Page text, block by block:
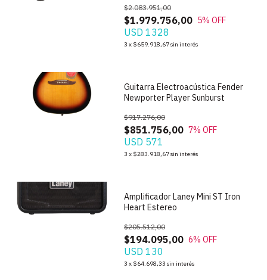
$1.979.756,00
$2.083.951,00
5% OFF
USD 1328
3 x $659.918,67sin interés
Guitarra Electroacústica Fender
Newporter Player Sunburst
$851.756,00
$917.276,00
7% OFF
USD 571
3 x $283.918,67sin interés
Amplificador Laney Mini ST Iron
Heart Estereo
$194.095,00
$205.512,00
6% OFF
USD 130
3 x $64.698,33 sin interés